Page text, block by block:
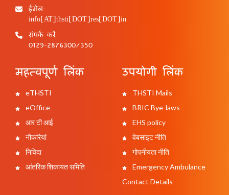
ईमेल:
info[AT]thsti[DOT]res[DOT]in
संपर्क करें:
0129-2876300/350
महत्वपूर्ण लिंक
eTHSTI
eOffice
आर टी आई
नौकरियां
निविदा
आंतरिक शिकायत समिति
उपयोगी लिंक
THSTI Mails
BRIC Bye-laws
EHS policy
वेबसाइट नीति
गोपनीयता नीति
Emergency Ambulance
Contact Details